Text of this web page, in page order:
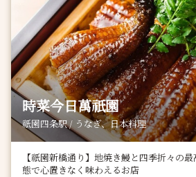
時菜今日萬祇園
祇園四条駅 / うなぎ、日本料理
【祇園新橋通り】地焼き鰻と四季折々の
態で心置きなく味わえるお店